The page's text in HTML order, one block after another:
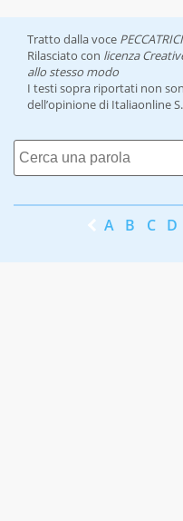
Tratto dalla voce PECCATRICI
Rilasciato con licenza
allo stesso modo
I testi sopra riportati non
dell’opinione di Italiaonline
A B C D